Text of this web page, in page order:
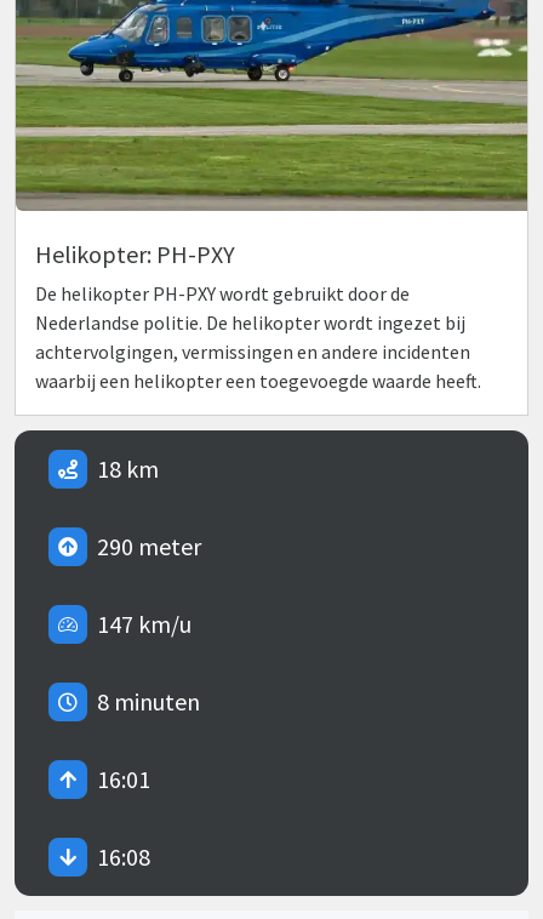
Helikopter: PH-PXY
De helikopter PH-PXY wordt gebruikt door de
Nederlandse politie. De helikopter wordt ingezet bij
achtervolgingen, vermissingen en andere incidenten
waarbij een helikopter een toegevoegde waarde heeft.
18 km
290 meter
147 km/u
8 minuten
16:01
16:08